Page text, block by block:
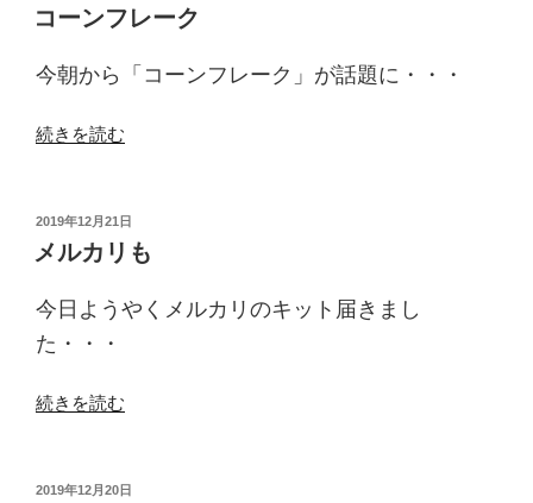
ス
ー
の
稿
日:
コーンフレーク
今朝から「コーンフレーク」が話題に・・・
“コ
フ
レ
ク”
の
続きを読む
投
日:
2019年12月21日
メルカリも
今日ようやくメルカリのキット届きまし
た・・・
“メ
リ
続きを読む
投
2019年12月20日